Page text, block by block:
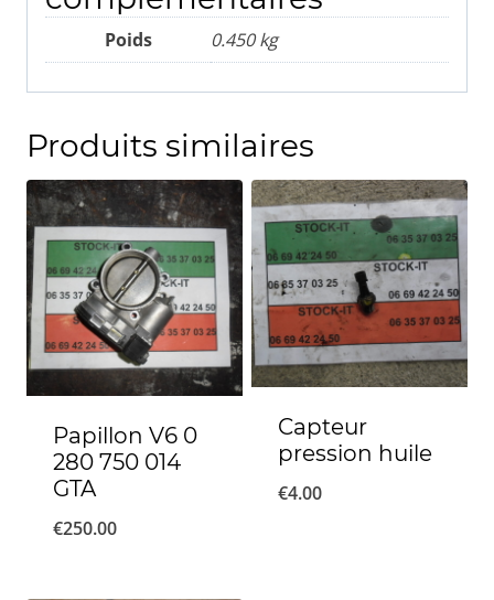
Poids 0.450 kg
Produits similaires
Papillon V6 0
280 750 014
GTA
€250.00
Capteur
pression huile
€4.00